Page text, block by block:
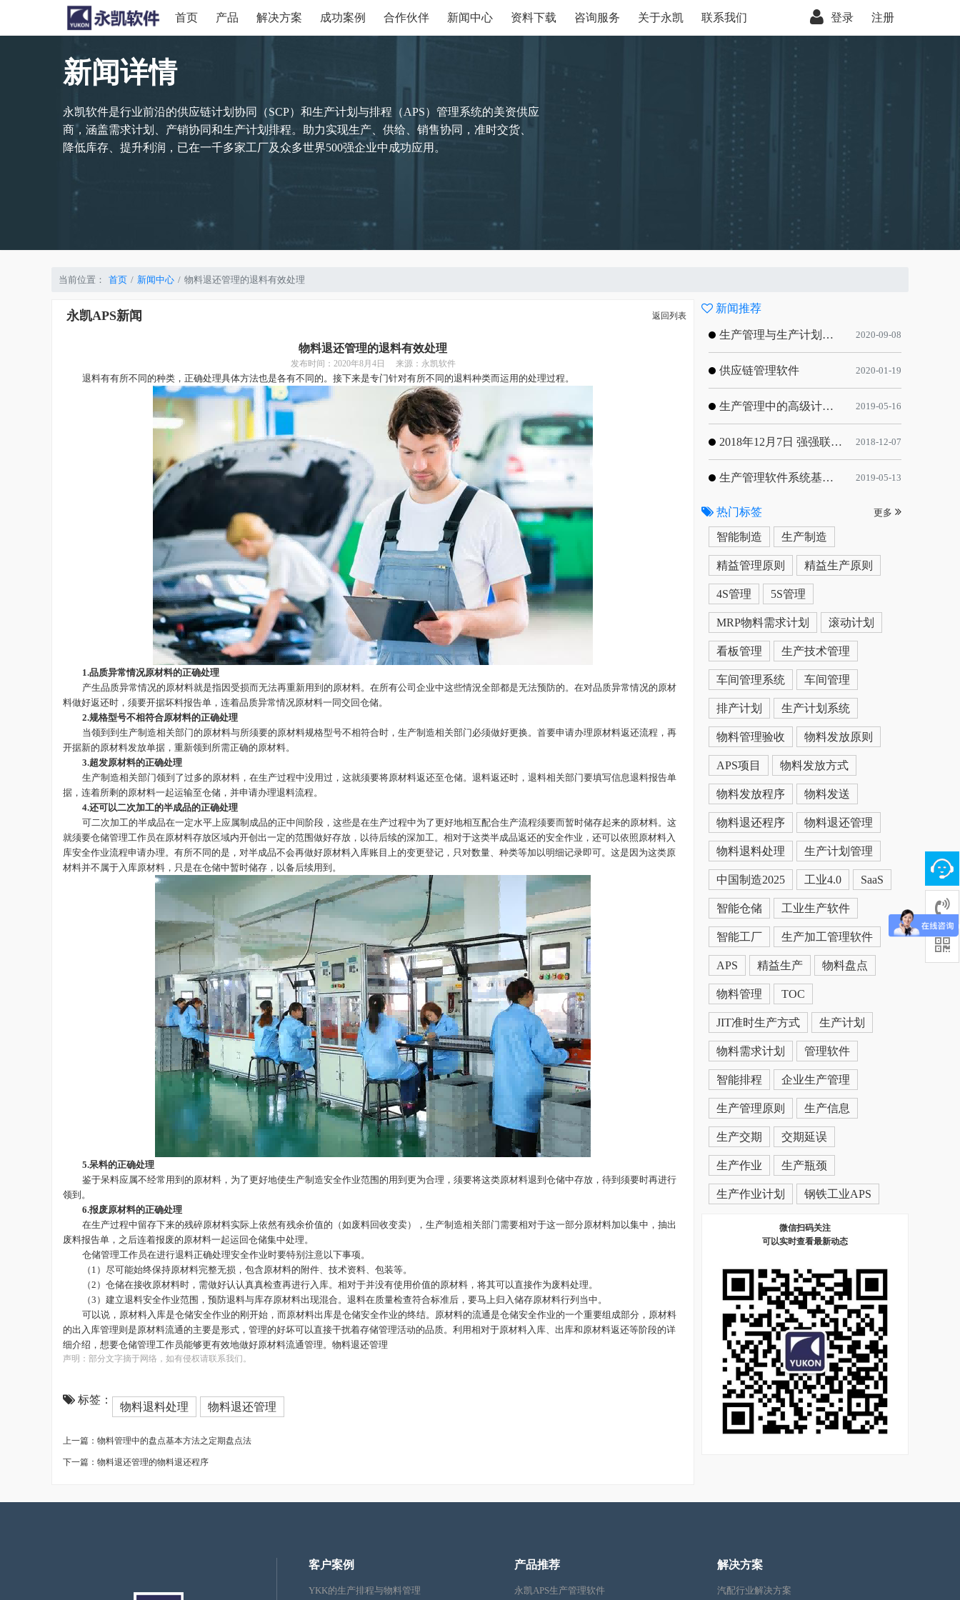
首页 产品 解决方案 成功案例 合作伙伴 新闻中心 资料下载 咨询服务 关于永凯 联系我们 登录 注册
新闻详情
永凯软件是行业前沿的供应链计划协同（SCP）和生产计划与排程（APS）管理系统的美资供应
商，涵盖需求计划、产销协同和生产计划排程。助力实现生产、供给、销售协同，准时交货、
降低库存、提升利润，已在一千多家工厂及众多世界500强企业中成功应用。
当前位置： 首页 新闻中心 物料退还管理的退料有效处理
永凯APS新闻 返回列表
物料退还管理的退料有效处理
发布时间： 2020年8月4日 来源：永凯软件
退料有有所不同的种类，正确处理具体方法也是各有不同的。接下来是专门针对有所不同的退料种类而运用的处理过程。
1.品质异常情况原材料的正确处理
产生品质异常情况的原材料就是指因受损而无法再重新用到的原材料。在所有公司企业中这些情況全部都是无法预防的。在对品质异常情况的原材
料做好返还时，须要开据坏料报告单，连着品质异常情况原材料一同交回仓储。
2.规格型号不相符合原材料的正确处理
当领到到生产制造相关部门的原材料与所须要的原材料规格型号不相符合时，生产制造相关部门必须做好更换。首要申请办理原材料返还流程，再
开据新的原材料发放单据，重新领到所需正确的原材料。
3.超发原材料的正确处理
生产制造相关部门领到了过多的原材料，在生产过程中没用过，这就须要将原材料返还至仓储。退料返还时，退料相关部门要填写信息退料报告单
据，连着所剩的原材料一起运输至仓储，并申请办理退料流程。
4.还可以二次加工的半成品的正确处理
可二次加工的半成品在一定水平上应属制成品的正中间阶段，这些是在生产过程中为了更好地相互配合生产流程须要而暂时储存起来的原材料。这
就须要仓储管理工作员在原材料存放区域内开创出一定的范围做好存放，以待后续的深加工。相对于这类半成品返还的安全作业，还可以依照原材料入
库安全作业流程申请办理。有所不同的是，对半成品不会再做好原材料入库账目上的变更登记，只对数量、种类等加以明细记录即可。这是因为这类原
材料并不属于入库原材料，只是在仓储中暂时储存，以备后续用到。
5.呆料的正确处理
鉴于呆料应属不经常用到的原材料，为了更好地使生产制造安全作业范围的用到更为合理，须要将这类原材料退到仓储中存放，待到须要时再进行
领到。
6.报废原材料的正确处理
在生产过程中留存下来的残碎原材料实际上依然有残余价值的（如废料回收变卖），生产制造相关部门需要相对于这一部分原材料加以集中，抽出
废料报告单，之后连着报废的原材料一起运回仓储集中处理。
仓储管理工作员在进行退料正确处理安全作业时要特别注意以下事项。
（ 1）尽可能始终保持原材料完整无损，包含原材料的附件、技术资料、包装等。
（2）仓储在接收原材料时，需做好认认真真检查再进行入库。相对于并没有使用价值的原材料，将其可以直接作为废料处理。
（3）建立退料安全作业范围，预防退料与库存原材料出现混合。退料在质量检查符合标准后，要马上归入储存原材料行列当中。
可以说，原材料入库是仓储安全作业的刚开始，而原材料出库是仓储安全作业的终结。原材料的流通是仓储安全作业的一个重要组成部分，原材料
的出入库管理则是原材料流通的主要是形式，管理的好坏可以直接干扰着存储管理活动的品质。利用相对于原材料入库、出库和原材料返还等阶段的详
细介绍，想要仓储管理工作员能够更有效地做好原材料流通管理。 物料退还管理
声明：部分文字摘于网络，如有侵权请联系我们。
标签：
物料退料处理 物料退还管理
上一篇：物料管理中的盘点基本方法之定期盘点法
下一篇：物料退还管理的物料退还程序
新闻推荐
生产管理与生产计划的目标 2020-09-08
供应链管理软件 2020-01-19
生产管理中的高级计划与排程优化 2019-05-16
2018年12月7日 强强联手，共同推进电子器件领域APS应用典范 风华高科生产自动化工业互联网应用项目-APS项目启动会 2018-12-07
生产管理软件系统基于信息化的解决方案 2019-05-13
热门标签 更多
智能制造 生产制造
精益管理原则 精益生产原则
4S管理 5S管理
MRP物料需求计划 滚动计划
看板管理 生产技术管理
车间管理系统 车间管理
排产计划 生产计划系统
物料管理验收 物料发放原则
APS项目 物料发放方式
物料发放程序 物料发送
物料退还程序 物料退还管理
物料退料处理 生产计划管理
中国制造2025 工业4.0 SaaS
智能仓储 工业生产软件
智能工厂 生产加工管理软件
APS 精益生产 物料盘点
物料管理 TOC
JIT准时生产方式 生产计划
物料需求计划 管理软件
智能排程 企业生产管理
生产管理原则 生产信息
生产交期 交期延误
生产作业 生产瓶颈
生产作业计划 钢铁工业APS
微信扫码关注
可以实时查看最新动态
客户案例
YKK的生产排程与物料管理
产品推荐
永凯APS生产管理软件
解决方案
汽配行业解决方案